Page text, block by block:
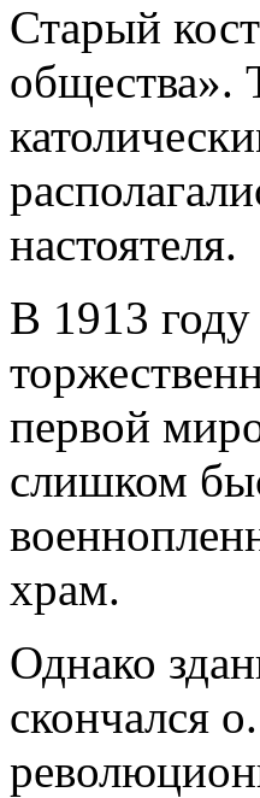
Старый
общества».
настоятеля.
В 1913 году
первой
слишком
храм.
Однако
скончался